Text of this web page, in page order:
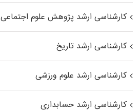
کارشناسی ارشد پژوهش علوم اجتماعی
کارشناسی ارشد تاریخ
کارشناسی ارشد علوم ورزشی
کارشناسی ارشد حسابداری